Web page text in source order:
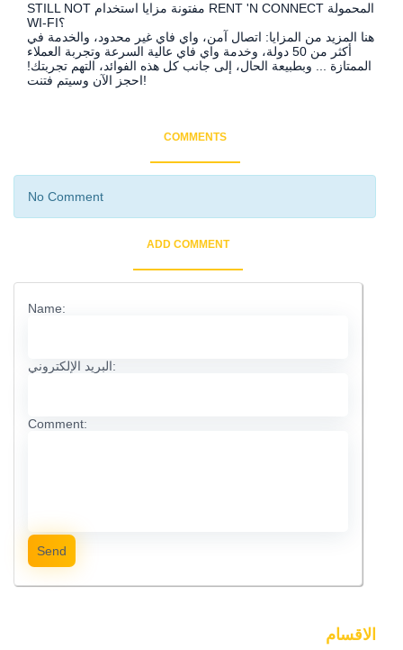
STILL NOT مفتونة مزايا استخدام RENT 'N CONNECT المحمولة
WI-FI؟
هنا المزيد من المزايا: اتصال آمن، واي فاي غير محدود، والخدمة في
أكثر من 50 دولة، وخدمة واي فاي عالية السرعة وتجربة العملاء
الممتازة ... وبطبيعة الحال، إلى جانب كل هذه الفوائد، التهم تجربتك!
احجز الآن وسيتم فتنت!
COMMENTS
No Comment
ADD COMMENT
Name:
البريد الإلكتروني:
Comment:
Send
الاقسام